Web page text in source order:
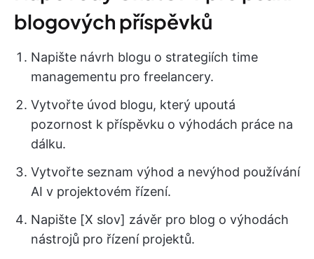
blogových příspěvků
Napište návrh blogu o strategiích time
managementu pro freelancery.
Vytvořte úvod blogu, který upoutá
pozornost k příspěvku o výhodách práce na
dálku.
Vytvořte seznam výhod a nevýhod používání
AI v projektovém řízení.
Napište [X slov] závěr pro blog o výhodách
nástrojů pro řízení projektů.